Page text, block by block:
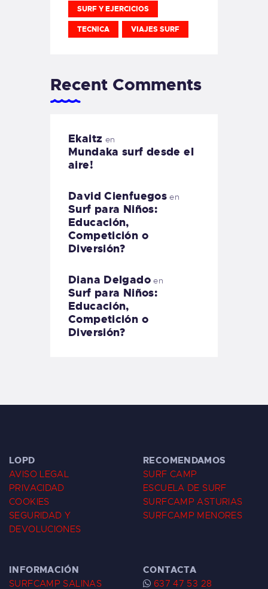
SURF Y EJERCICIOS
TECNICA VIAJES SURF
Recent Comments
Ekaitz en
Mundaka surf desde el
aire!
David Cienfuegos en
Surf para Niños:
Educación,
Competición o
Diversión?
Diana Delgadoen
Surf para Niños:
Educación,
Competición o
Diversión?
LOPD
AVISO LEGAL
PRIVACIDAD
COOKIES
SEGURIDAD Y
DEVOLUCIONES
RECOMENDAMOS
SURF CAMP
ESCUELA DE SURF
SURFCAMP ASTURIAS
SURFCAMP MENORES
INFORMACIÓN
SURFCAMP SALINAS
CONTACTA
637 47 53 28